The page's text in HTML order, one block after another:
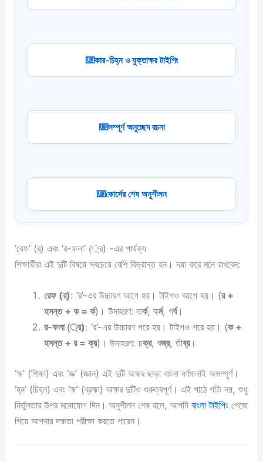
কার-চিহ্ন ও যুক্তাক্ষর টাইপিং
সম্পূর্ণ অনুচ্ছেদ রচনা
কোর্সের শেষ অনুশীলন
‘রেফ’ (র্) এবং ‘র-ফলা’ (্র) -এর পার্থক্য
শিক্ষার্থীরা এই দুটি বিষয়ে সবচেয়ে বেশি বিভ্রান্ত হন। দয়া করে মনে রাখবেন:
রেফ (র্): ‘র’-এর উচ্চারণ আগে হয়। টাইপও আগে হয়। (র +
হসন্ত + ক = র্ক)। উদাহরণ: তর্ক, কর্ম, গর্ব।
র-ফলা (্র): ‘র’-এর উচ্চারণ পরে হয়। টাইপও পরে হয়। (ক +
হসন্ত + র = ক্র)। উদাহরণ: চক্র, বজ্র, তীব্র।
‘ক্ষ’ (শিক্ষা) এবং ‘জ্ঞ’ (জ্ঞান) এই দুটি অক্ষর ছাড়া বাংলা বর্ণমালাই অসম্পূর্ণ।
‘হ্ন’ (চিহ্ন) এবং ‘হ্ম’ (ব্রহ্মা) অক্ষর দুটিও গুরুত্বপূর্ণ। এই পাঠে গতি নয়, শুধু
নির্ভুলতার উপর মনোযোগ দিন। অনুশীলন শেষ হলে, আপনিবাংলা টাইপিং পেজে
গিয়ে আপনার দক্ষতা পরীক্ষা করতে পারেন।